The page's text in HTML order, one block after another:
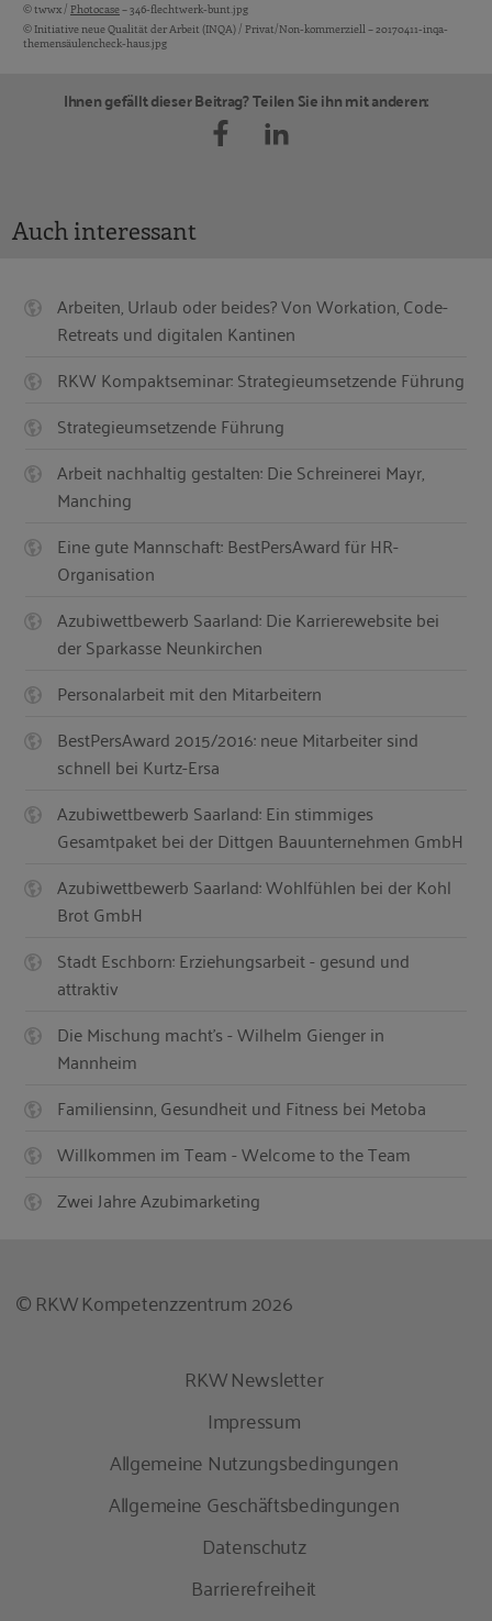
Bildquellen und Copyright-Hinweise
© twwx / Photocase– 346-flechtwerk-bunt.jpg
© Initiative neue Qualität der Arbeit (INQA) / Privat/Non-kommerziell – 20170411-inqa-
themensäulencheck-haus.jpg
Ihnen gefällt dieser Beitrag? Teilen Sie ihn mit anderen:
Auch interessant
Arbeiten, Urlaub oder beides? Von Workation, Code-
Retreats und digitalen Kantinen
RKW Kompaktseminar: Strategieumsetzende Führung
Strategieumsetzende Führung
Arbeit nachhaltig gestalten: Die Schreinerei Mayr,
Manching
Eine gute Mannschaft: BestPersAward für HR-
Organisation
Azubiwettbewerb Saarland: Die Karrierewebsite bei
der Sparkasse Neunkirchen
Personalarbeit mit den Mitarbeitern
BestPersAward 2015/2016: neue Mitarbeiter sind
schnell bei Kurtz-Ersa
Azubiwettbewerb Saarland: Ein stimmiges
Gesamtpaket bei der Dittgen Bauunternehmen GmbH
Azubiwettbewerb Saarland: Wohlfühlen bei der Kohl
Brot GmbH
Stadt Eschborn: Erziehungsarbeit - gesund und
attraktiv
Die Mischung macht’s - Wilhelm Gienger in
Mannheim
Familiensinn, Gesundheit und Fitness bei Metoba
Willkommen im Team - Welcome to the Team
Zwei Jahre Azubimarketing
© RKW Kompetenzzentrum 2026
RKW Newsletter
Impressum
Allgemeine Nutzungsbedingungen
Allgemeine Geschäftsbedingungen
Datenschutz
Barrierefreiheit